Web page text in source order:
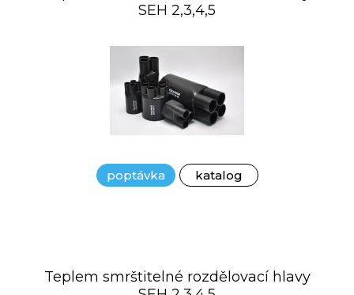
SEH 2,3,4,5
poptávka katalog
Teplem smrštitelné rozdělovací hlavy